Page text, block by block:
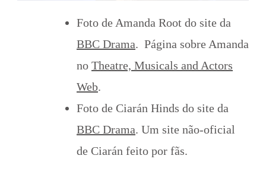
Foto de Amanda Root do site da
BBC Drama. Página sobre Amanda
no Theatre, Musicals and Actors
Web.
Foto de Ciarán Hinds do site da
BBC Drama. Um site não-oficial
de Ciarán feito por fãs.